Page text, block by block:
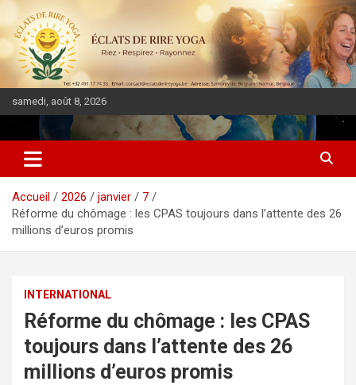
samedi, août 8, 2026
DIASPORA PULSE
Accueil 2026 janvier
7
Réforme du chômage : les CPAS toujours dans l’attente des 26
millions d’euros promis
INTERNATIONAL
Réforme du chômage : les CPAS
toujours dans l’attente des 26
millions d’euros promis